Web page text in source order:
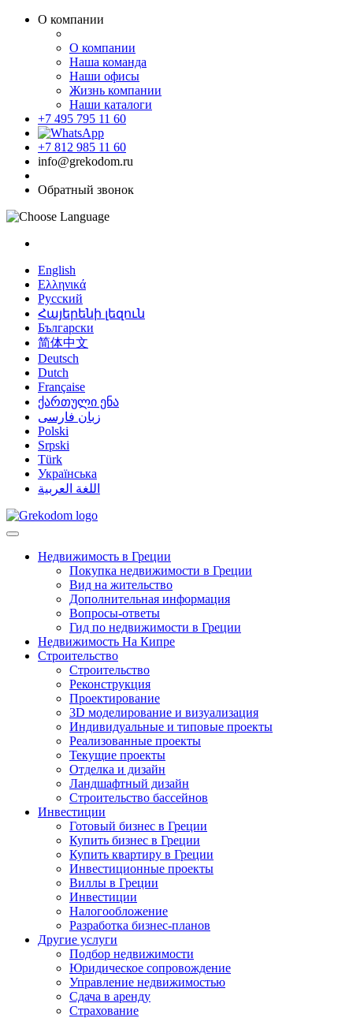
О компании
О компании
Наша команда
Наши офисы
Жизнь компании
Наши каталоги
+7 495 795 11 60
+7 812 985 11 60
info@grekodom.ru
Обратный звонок
English
Ελληνικά
Русский
Հայերենի լեզուն
Български
简体中文
Deutsch
Dutch
Française
ქართული ენა
زبان فارسی
Polski
Srpski
Türk
Українська
اللغة العربية
Недвижимость в Греции
Покупка недвижимости в Греции
Вид на жительство
Дополнительная информация
Вопросы-ответы
Гид по недвижимости в Греции
Недвижимость На Кипре
Строительство
Строительство
Реконструкция
Проектирование
3D моделирование и визуализация
Индивидуальные и типовые проекты
Реализованные проекты
Текущие проекты
Отделка и дизайн
Ландшафтный дизайн
Строительство бассейнов
Инвестиции
Готовый бизнес в Греции
Купить бизнес в Греции
Купить квартиру в Греции
Инвестиционные проекты
Виллы в Греции
Инвестиции
Налогообложение
Разработка бизнес-планов
Другие услуги
Подбор недвижимости
Юридическое сопровождение
Управление недвижимостью
Сдача в аренду
Страхование